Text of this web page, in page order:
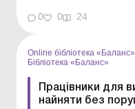
«Бізнес вдома: що має
працівники суб'єкта
0 0 24
Online бібліотека «Баланс»
Бібліотека «Баланс»
Працівники для
найняти без